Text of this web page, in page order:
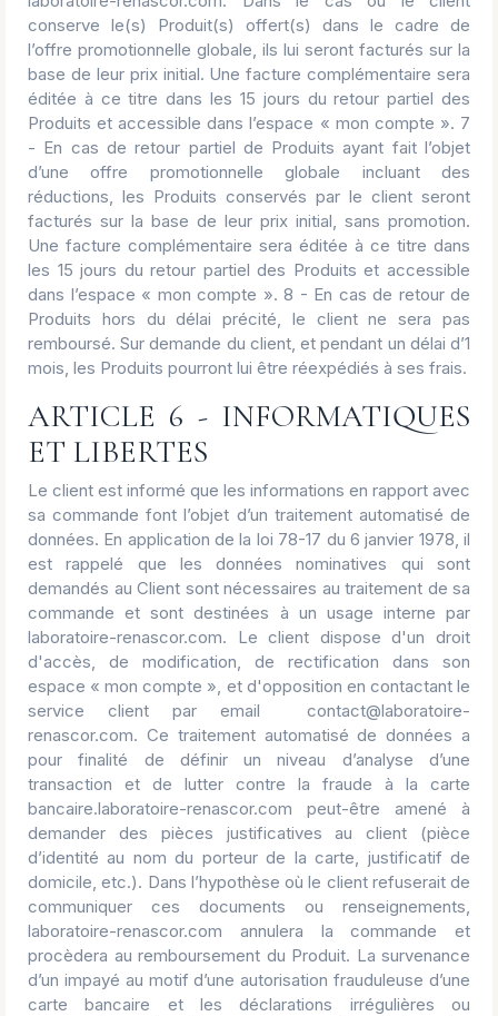
conserve le(s) Produit(s) offert(s) dans le cadre de
l’offre promotionnelle globale, ils lui seront facturés sur la
base de leur prix initial. Une facture complémentaire sera
éditée à ce titre dans les 15 jours du retour partiel des
Produits et accessible dans l’espace « mon compte ». 7
- En cas de retour partiel de Produits ayant fait l’objet
d’une offre promotionnelle globale incluant des
réductions, les Produits conservés par le client seront
facturés sur la base de leur prix initial, sans promotion.
Une facture complémentaire sera éditée à ce titre dans
les 15 jours du retour partiel des Produits et accessible
dans l’espace « mon compte ». 8 - En cas de retour de
Produits hors du délai précité, le client ne sera pas
remboursé. Sur demande du client, et pendant un délai d’1
mois, les Produits pourront lui être réexpédiés à ses frais.
ARTICLE 6 - INFORMATIQUES
ET LIBERTES
Le client est informé que les informations en rapport avec
sa commande font l’objet d’un traitement automatisé de
données. En application de la loi 78-17 du 6 janvier 1978, il
est rappelé que les données nominatives qui sont
demandés au Client sont nécessaires au traitement de sa
commande et sont destinées à un usage interne par
laboratoire-renascor.com. Le client dispose d'un droit
d'accès, de modification, de rectification dans son
espace « mon compte », et d'opposition en contactant le
service client par email contact@laboratoire-
renascor.com. Ce traitement automatisé de données a
pour finalité de définir un niveau d’analyse d’une
transaction et de lutter contre la fraude à la carte
bancaire.laboratoire-renascor.com peut-être amené à
demander des pièces justificatives au client (pièce
d’identité au nom du porteur de la carte, justificatif de
domicile, etc.). Dans l’hypothèse où le client refuserait de
communiquer ces documents ou renseignements,
laboratoire-renascor.com annulera la commande et
procèdera au remboursement du Produit. La survenance
d’un impayé au motif d’une autorisation frauduleuse d’une
carte bancaire et les déclarations irrégulières ou